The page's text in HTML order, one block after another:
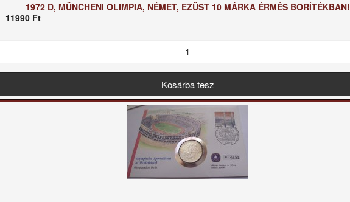
1972 D, MÜNCHENI OLIMPIA, NÉMET, EZÜST 10 MÁRKA ÉRMÉS BORÍTÉKBAN!
11990 Ft